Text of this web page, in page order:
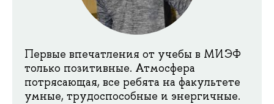
Первые впечатления от учебы в МИЭФ
только позитивные. Атмосфера
потрясающая, все ребята на факультете
умные, трудоспособные и энергичные.